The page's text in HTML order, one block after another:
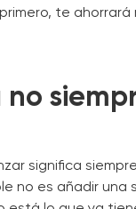
te ahorrará
no
significa
no es añadir una